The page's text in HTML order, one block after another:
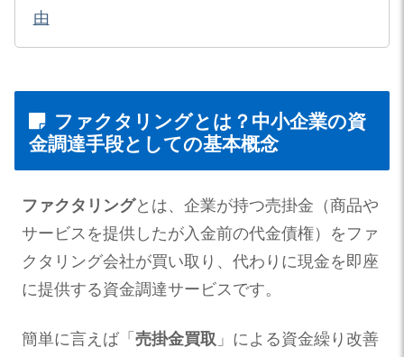
由
ファクタリングとは？中小企業の資
金調達手段としての基本概念
ファクタリングとは、企業が持つ売掛金（商品や
サービスを提供したが入金前の代金債権）をファ
クタリング会社が買い取り、代わりに現金を即座
に提供する資金調達サービスです。
簡単に言えば「 売掛金買取 」による資金繰り改善